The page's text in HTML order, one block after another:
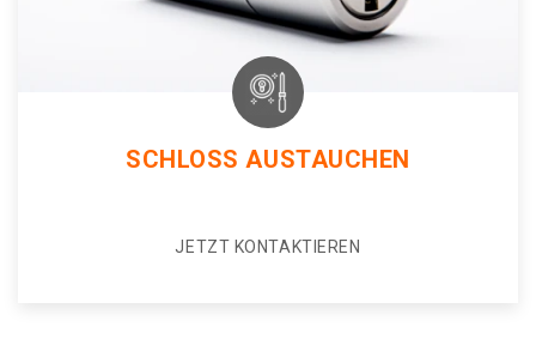
SCHLOSS AUSTAUCHEN
JETZT KONTAKTIEREN